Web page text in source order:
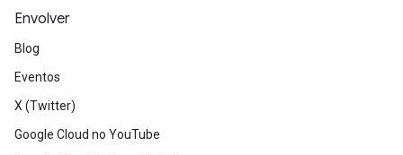
Envolver
Blog
Eventos
X (Twitter)
Google Cloud no YouTube